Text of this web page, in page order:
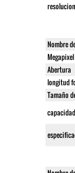
Nombre
Megapixel
Abertura
longitud
Tamaño